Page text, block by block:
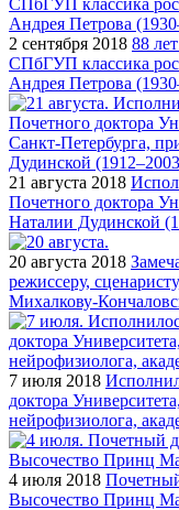
2 сентября 2018 88
СПбГУП классика
Андрея Петрова
21 августа 2018
Почетного доктора
Наталии Дудинской
20 августа 2018
режиссеру,
Михалкову-
7 июля 2018
доктора
нейрофизиолога,
4 июля 2018
Высочество Принц